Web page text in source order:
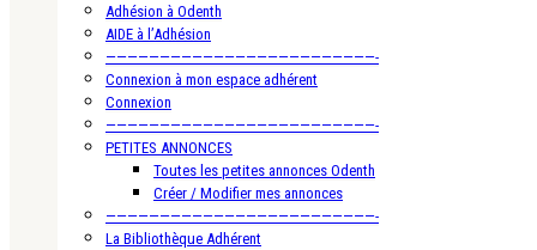
Adhésion à Odenth
AIDE à l’Adhésion
—————————————————————————-
Connexion à mon espace adhérent
Connexion
—————————————————————————-
PETITES ANNONCES
Toutes les petites annonces Odenth
Créer / Modifier mes annonces
—————————————————————————-
La Bibliothèque Adhérent